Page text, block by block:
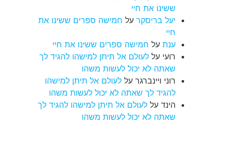
ששינו את חיי
יעל בריסקר על חמישה ספרים ששינו את
חיי
ענת על חמישה ספרים ששינו את חיי
רועי על לעולם אל תיתן למישהו להגיד לך
שאתה לא יכול לעשות משהו
רוני ויינברגר על לעולם אל תיתן למישהו
להגיד לך שאתה לא יכול לעשות משהו
הינד על לעולם אל תיתן למישהו להגיד לך
שאתה לא יכול לעשות משהו